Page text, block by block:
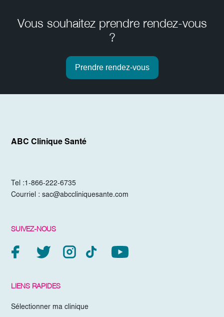
Vous souhaitez prendre rendez-vous
?
Prendre rendez-vous
ABC Clinique Santé
Tel :1-866-222-6735
Courriel :sac@abccliniquesante.com
SUIVEZ-NOUS
LIENS RAPIDES
Sélectionner ma clinique